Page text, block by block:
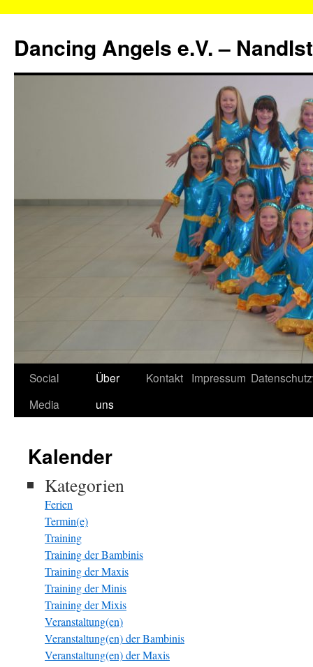
springen
Dancing Angels e.V. –
Social
Media
Über
uns
Kontakt Impressum
Kalender
Kategorien
Ferien
Termin(e)
Training
Training der Bambinis
Training der Maxis
Training der Minis
Training der Mixis
Veranstaltung(en)
Veranstaltung(en) der Bambinis
Veranstaltung(en) der Maxis